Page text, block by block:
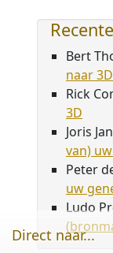
Bert
naar 3D
Rick
3D
Joris
van)
Peter
uw
Ludo
Direct naar...